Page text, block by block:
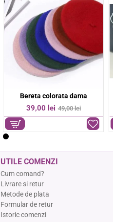
-17%
Bratara colorata otel inoxidabil
74,00 lei 89,00 lei
UTILE COMENZI
Cum comand?
Livrare si retur
Metode de plata
Formular de retur
Istoric comenzi